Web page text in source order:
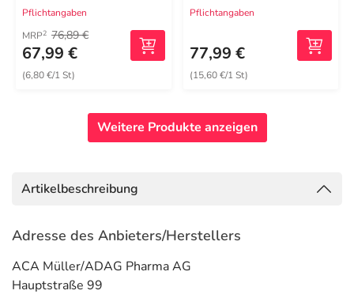
Pflichtangaben
MRP2 76,89 €
67,99 €
(6,80 €/1 St)
Pflichtangaben
77,99 €
(15,60 €/1 St)
Weitere Produkte anzeigen
Artikelbeschreibung
Adresse des Anbieters/Herstellers
ACA Müller/ADAG Pharma AG
Hauptstraße 99